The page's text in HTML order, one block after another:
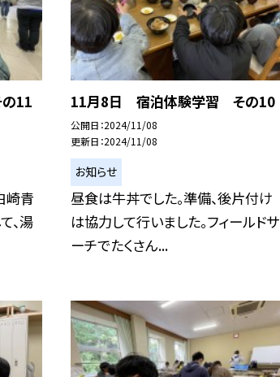
11
崎青
、湯
11月8日 宿泊体験学習 その10
公開日 2024/11/08
更新日 2024/11/08
お知らせ
昼食は牛丼でした。準備、後片付け
は協力して行いました。フィールドサ
ーチでたくさん...